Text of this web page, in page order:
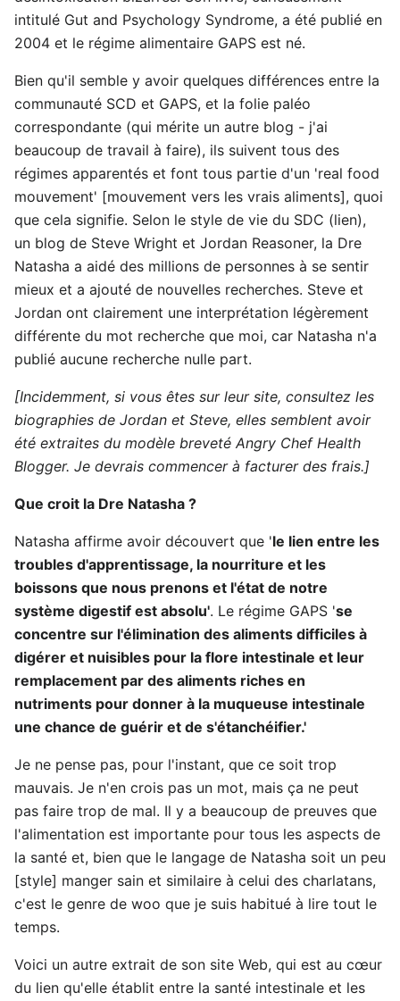
intitulé Gut and Psychology Syndrome, a été publié en
2004 et le régime alimentaire GAPS est né.
Bien qu'il semble y avoir quelques différences entre la
communauté SCD et GAPS, et la folie paléo
correspondante (qui mérite un autre blog - j'ai
beaucoup de travail à faire), ils suivent tous des
régimes apparentés et font tous partie d'un 'real food
mouvement' [mouvement vers les vrais aliments], quoi
que cela signifie. Selon le style de vie du SDC (lien),
un blog de Steve Wright et Jordan Reasoner, la Dre
Natasha a aidé des millions de personnes à se sentir
mieux et a ajouté de nouvelles recherches. Steve et
Jordan ont clairement une interprétation légèrement
différente du mot recherche que moi, car Natasha n'a
publié aucune recherche nulle part.
[Incidemment, si vous êtes sur leur site, consultez les
biographies de Jordan et Steve, elles semblent avoir
été extraites du modèle breveté Angry Chef Health
Blogger. Je devrais commencer à facturer des frais.]
Que croit la Dre Natasha ?
Natasha affirme avoir découvert que 'le lien entre les
troubles d'apprentissage, la nourriture et les
boissons que nous prenons et l'état de notre
système digestif est absolu'. Le régime GAPS 'se
concentre sur l'élimination des aliments difficiles à
digérer et nuisibles pour la flore intestinale et leur
remplacement par des aliments riches en
nutriments pour donner à la muqueuse intestinale
une chance de guérir et de s'étanchéifier.'
Je ne pense pas, pour l'instant, que ce soit trop
mauvais. Je n'en crois pas un mot, mais ça ne peut
pas faire trop de mal. Il y a beaucoup de preuves que
l'alimentation est importante pour tous les aspects de
la santé et, bien que le langage de Natasha soit un peu
[style] manger sain et similaire à celui des charlatans,
c'est le genre de woo que je suis habitué à lire tout le
temps.
Voici un autre extrait de son site Web, qui est au cœur
du lien qu'elle établit entre la santé intestinale et les